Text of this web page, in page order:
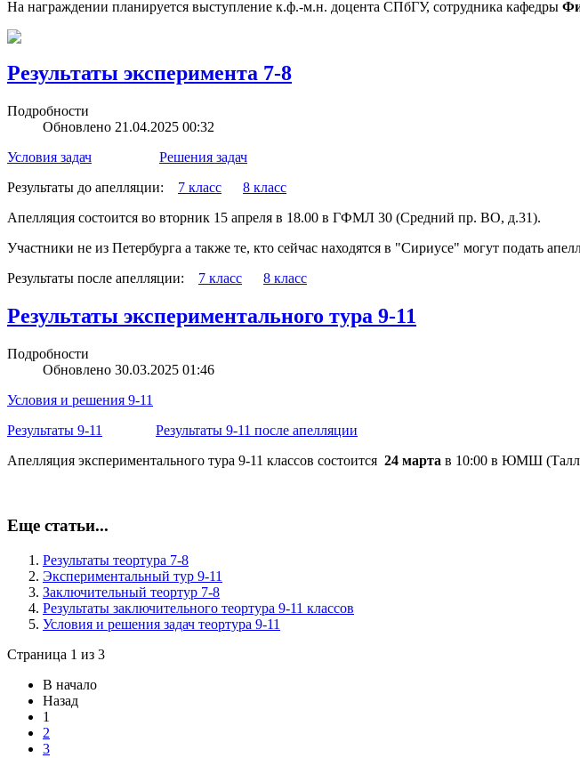
На награждении планируется выступление к.ф.-м.н. доцента СПбГУ, сотрудника кафедры
Результаты эксперимента 7-8
Подробности
Обновлено 21.04.2025 00:32
Условия задач
Решения задач
Результаты до апелляции: 7 класс
8 класс
Апелляция состоится во вторник 15 апреля в 18.00 в ГФМЛ 30 (Средний пр. ВО, д.31).
Участники не из Петербурга а также те, кто сейчас находятся в "Сириусе" могут подать
Результаты после апелляции: 7 класс 8 класс
Результаты экспериментального тура 9-11
Подробности
Обновлено 30.03.2025 01:46
Условия и решения 9-11
Результаты 9-11
Результаты 9-11 после апелляции
Апелляция экспериментального тура 9-11 классов состоится 24 марта в 10:00 в ЮМШ
Еще статьи...
Результаты теортура 7-8
Экспериментальный тур 9-11
Заключительный теортур 7-8
Результаты заключительного теортура 9-11 классов
Условия и решения задач теортура 9-11
Страница 1 из 3
В начало
Назад
1
2
3